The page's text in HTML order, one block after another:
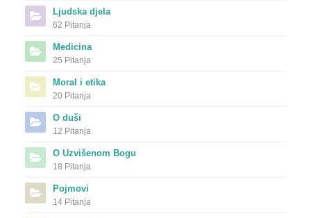
Ljudska djela
62 Pitanja
Medicina
25 Pitanja
Moral i etika
20 Pitanja
O duši
12 Pitanja
O Uzvišenom Bogu
18 Pitanja
Pojmovi
14 Pitanja